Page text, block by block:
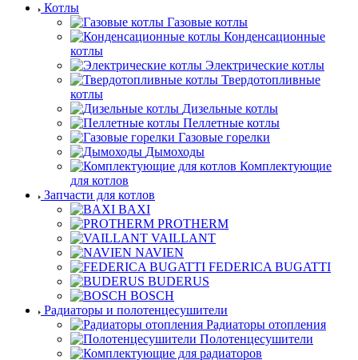
Котлы
Газовые котлы
Конденсационные
котлы
Электрические котлы
Твердотопливные
котлы
Дизельные котлы
Пеллетные котлы
Газовые горелки
Дымоходы
Комплектующие
для котлов
Запчасти для котлов
BAXI
PROTHERM
VAILLANT
NAVIEN
FEDERICA BUGATTI
BUDERUS
BOSCH
Радиаторы и полотенцесушители
Радиаторы отопления
Полотенцесушители